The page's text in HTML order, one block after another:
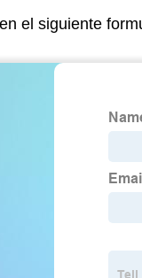
el siguiente